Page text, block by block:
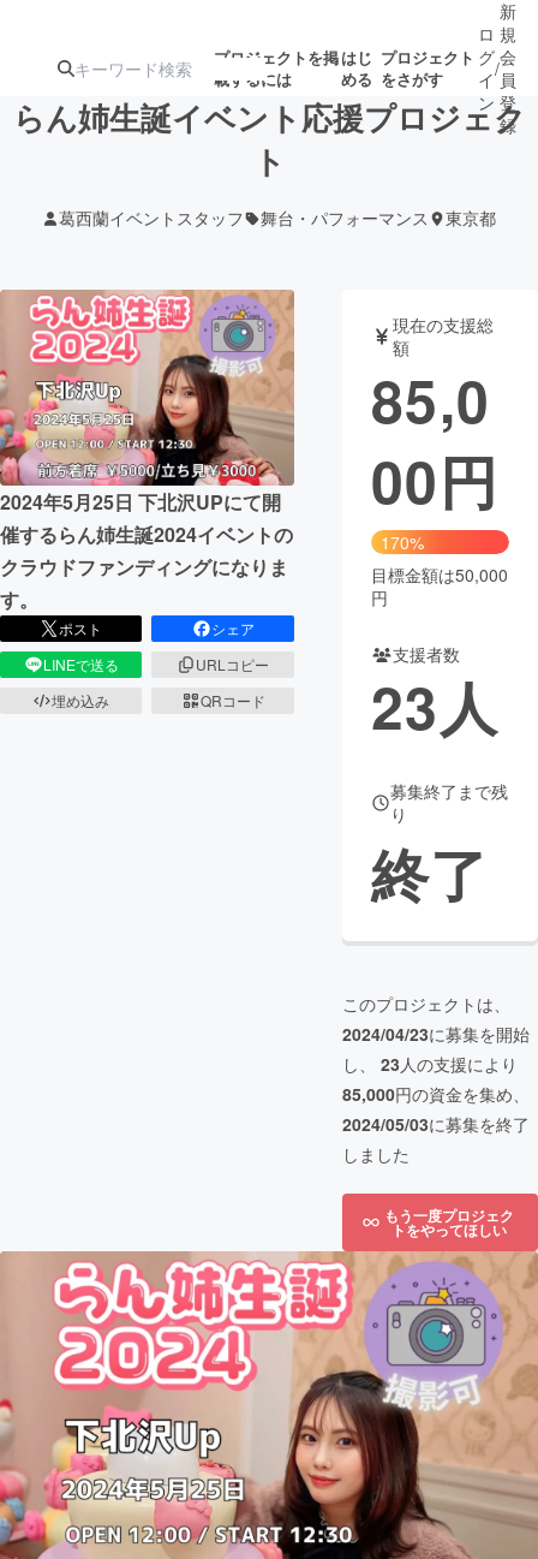
プロジェクトを掲
載するには
はじ
める
プロジェクト
をさがす
人気のプロ
ジェクト
注目のリ
ターン
注目の新着プロ
ジェクト
ロジェクト
もうすぐ公開
されます
アート・写真 音楽
テクノロジー・ガジェット ゲーム・
映像・映画 書籍・雑誌
ビジネス・起業 チャレンジ
まちづくり・地域活性化
CAMPFIRE for Social Good
CAMPFIRE Creation
CAMPFIREふるさと納税
コミュニティ
ロ
グ
イ
ン
/
新
規
会
員
登
録
らん姉生誕イベント応援プロジェク
ト
葛西蘭イベントスタッフ 舞台・パフォーマンス 東京都
2024年5月25日 下北沢UPにて開
催するらん姉生誕2024イベントの
クラウドファンディングになりま
す。
ポスト
シェア
LINEで送る
URLコピー
埋め込み
QRコード
現在の支援総
額
85,0
00円
170%
目標金額は50,000
円
支援者数
23人
募集終了まで残
り
終了
このプロジェクトは、
2024/04/23に募集を開始
し、 23人の支援により
85,000円の資金を集め、
2024/05/03に募集を終了
しました
もう一度プロジェク
トをやってほしい